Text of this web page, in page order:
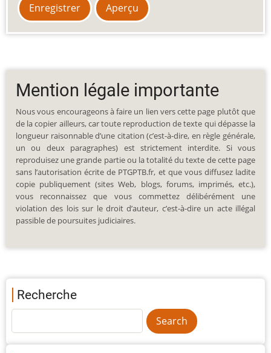
Mention légale importante
Nous vous encourageons à faire un lien vers cette page plutôt que
de la copier ailleurs, car toute reproduction de texte qui dépasse la
longueur raisonnable d’une citation (c’est-à-dire, en règle générale,
un ou deux paragraphes) est strictement interdite. Si vous
reproduisez une grande partie ou la totalité du texte de cette page
sans l’autorisation écrite de PTGPTB.fr, et que vous diffusez ladite
copie publiquement (sites Web, blogs, forums, imprimés, etc.),
vous reconnaissez que vous commettez délibérément une
violation des lois sur le droit d’auteur, c’est-à-dire un acte illégal
passible de poursuites judiciaires.
Recherche